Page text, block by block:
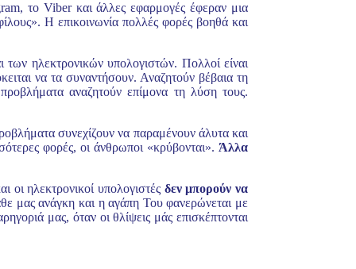
το Viber και άλλες εφαρμογές έφεραν μια
Η επικοινωνία πολλές φορές βοηθά και
ηλεκτρονικών υπολογιστών. Πολλοί είναι
να τα συναντήσουν. Αναζητούν βέβαια τη
αναζητούν επίμονα τη λύση τους.
συνεχίζουν να παραμένουν άλυτα και
φορές, οι άνθρωποι «κρύβονται». Άλλα
ηλεκτρονικοί υπολογιστές δεν μπορούν να
μας ανάγκη και η αγάπη Του φανερώνεται με
μας, όταν οι θλίψεις μάς επισκέπτονται